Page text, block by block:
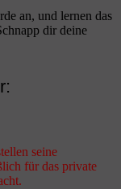
an, und lernen das
dir deine
seine
für das private